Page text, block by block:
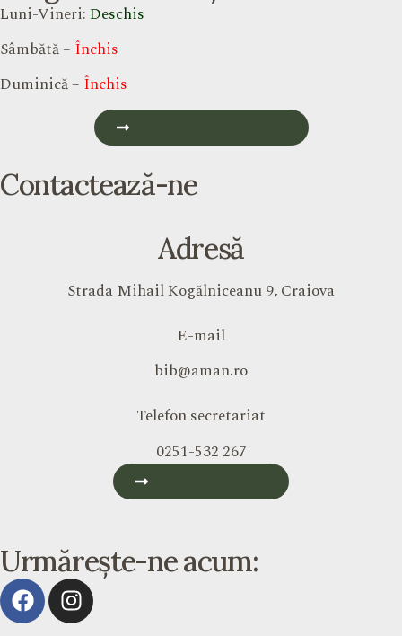
Luni-Vineri:Deschis
Sâmbătă – Închis
Duminică – Închis
Contactează-ne
Adresă
Strada Mihail Kogălniceanu 9, Craiova
E-mail
bib@aman.ro
Telefon secretariat
0251-532 267
Urmărește-ne acum: